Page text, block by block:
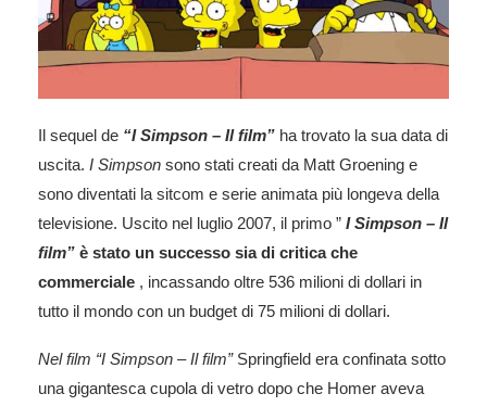
Il sequel de “I Simpson – Il film” ha trovato la sua data di
uscita. I Simpson sono stati creati da Matt Groening e
sono diventati la sitcom e serie animata più longeva della
televisione. Uscito nel luglio 2007, il primo ” I Simpson – Il
film” è stato un successo sia di critica che
commerciale , incassando oltre 536 milioni di dollari in
tutto il mondo con un budget di 75 milioni di dollari.
Nel film “I Simpson – Il film”Springfield era confinata sotto
una gigantesca cupola di vetro dopo che Homer aveva